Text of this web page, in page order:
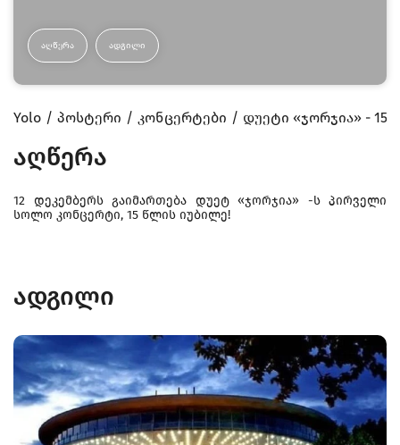
ᲐᲦᲬᲔᲠᲐ ᲐᲓᲒᲘᲚᲘ
Yolo პოსტერი კონცერტები დუეტი «ჯორჯია» - 15
აღწერა
12 დეკემბერს გაიმართება დუეტ «ჯორჯია» -ს პირველი
სოლო კონცერტი, 15 წლის იუბილე!
ადგილი